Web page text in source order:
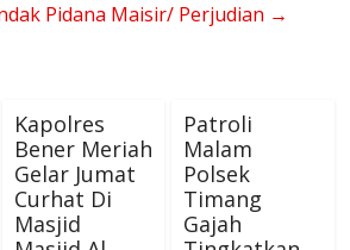
Pidana Maisir/ Perjudian →
Kapolres
Bener Meriah
Gelar Jumat
Curhat Di
Masjid
Patroli
Malam
Polsek
Timang
Gajah